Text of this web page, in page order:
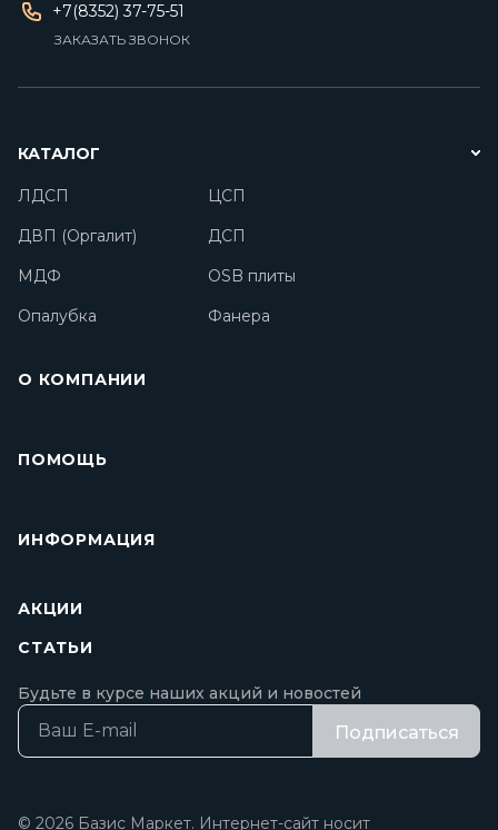
+7(8352) 37-75-51
ЗАКАЗАТЬ ЗВОНОК
КАТАЛОГ
ЛДСП
ЦСП
ДВП (Оргалит)
ДСП
МДФ
OSB плиты
Опалубка
Фанера
О КОМПАНИИ
ПОМОЩЬ
ИНФОРМАЦИЯ
АКЦИИ
СТАТЬИ
Будьте в курсе наших акций и новостей
Подписаться
© 2026 Базис Маркет. Интернет-сайт носит